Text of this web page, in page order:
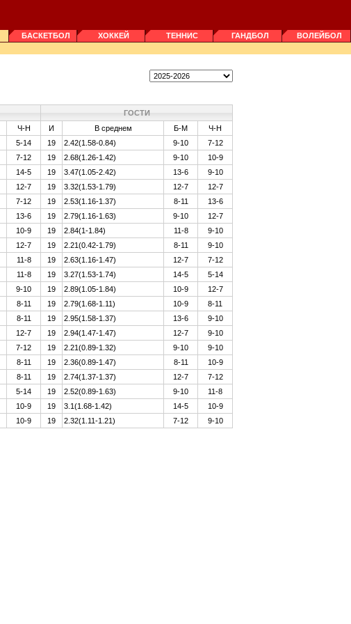
БАСКЕТБОЛ ХОККЕЙ ТЕННИС ГАНДБОЛ ВОЛЕЙБОЛ
ГОСТИ
Ч-Н И В среднем Б-М
Ч-Н
5-14 19 2.42(1.58-0.84) 9-10
7-12
7-12 19 2.68(1.26-1.42) 9-10
10-9
14-5 19 3.47(1.05-2.42) 13-6
9-10
12-7 19 3.32(1.53-1.79) 12-7
12-7
7-12 19 2.53(1.16-1.37) 8-11
13-6
13-6 19 2.79(1.16-1.63) 9-10
12-7
10-9 19 2.84(1-1.84) 11-8
9-10
12-7 19 2.21(0.42-1.79) 8-11
9-10
11-8 19 2.63(1.16-1.47) 12-7
7-12
11-8 19 3.27(1.53-1.74) 14-5
5-14
9-10 19 2.89(1.05-1.84) 10-9
12-7
8-11 19 2.79(1.68-1.11) 10-9
8-11
8-11 19 2.95(1.58-1.37) 13-6
9-10
12-7 19 2.94(1.47-1.47) 12-7
9-10
7-12 19 2.21(0.89-1.32) 9-10
9-10
8-11 19 2.36(0.89-1.47) 8-11
10-9
8-11 19 2.74(1.37-1.37) 12-7
7-12
5-14 19 2.52(0.89-1.63) 9-10
11-8
10-9 19 3.1(1.68-1.42) 14-5
10-9
10-9 19 2.32(1.11-1.21) 7-12 9-10